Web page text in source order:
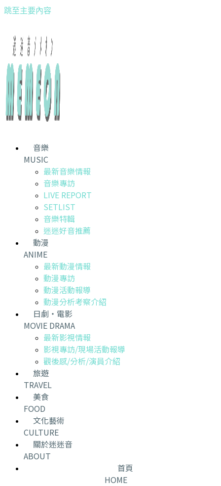
跳至主要內容
音樂
MUSIC
最新音樂情報
音樂專訪
LIVE REPORT
SETLIST
音樂特輯
迷迷好音推薦
動漫
ANIME
最新動漫情報
動漫專訪
動漫活動報導
動漫分析考察介紹
日劇・電影
MOVIE DRAMA
最新影視情報
影視專訪/現場活動報導
觀後感/分析/演員介紹
旅遊
TRAVEL
美食
FOOD
文化藝術
CULTURE
關於迷迷音
ABOUT
首頁
HOME